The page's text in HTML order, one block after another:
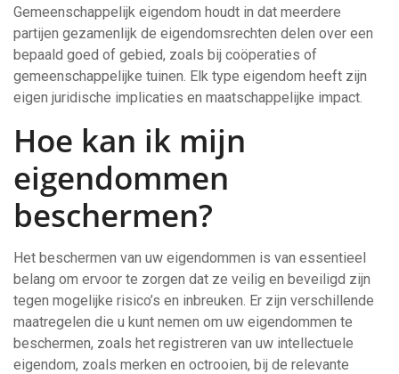
Gemeenschappelijk eigendom houdt in dat meerdere
partijen gezamenlijk de eigendomsrechten delen over een
bepaald goed of gebied, zoals bij coöperaties of
gemeenschappelijke tuinen. Elk type eigendom heeft zijn
eigen juridische implicaties en maatschappelijke impact.
Hoe kan ik mijn
eigendommen
beschermen?
Het beschermen van uw eigendommen is van essentieel
belang om ervoor te zorgen dat ze veilig en beveiligd zijn
tegen mogelijke risico’s en inbreuken. Er zijn verschillende
maatregelen die u kunt nemen om uw eigendommen te
beschermen, zoals het registreren van uw intellectuele
eigendom, zoals merken en octrooien, bij de relevante